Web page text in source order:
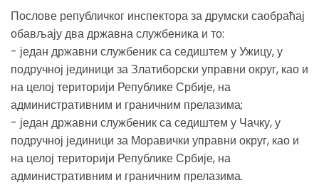
Послове републичког инспектора за друмски саобраћај
обављају два државна службеника и то:
- један државни службеник са седиштем у Ужицу, у
подручној јединици за Златиборски управни округ, као и
на целој територији Републике Србије, на
административним и граничним прелазима;
- један државни службеник са седиштем у Чачку, у
подручној јединици за Моравички управни округ, као и
на целој територији Републике Србије, на
административним и граничним прелазима.